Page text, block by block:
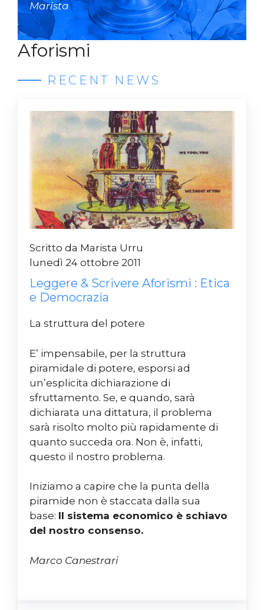
Marista
Aforismi
RECENT NEWS
Scritto da Marista Urru
lunedì 24 ottobre 2011
Leggere & Scrivere Aforismi : Etica
e Democrazia
La struttura del potere
E’ impensabile, per la struttura
piramidale di potere, esporsi ad
un’esplicita dichiarazione di
sfruttamento. Se, e quando, sarà
dichiarata una dittatura, il problema
sarà risolto molto più rapidamente di
quanto succeda ora. Non è, infatti,
questo il nostro problema.
Iniziamo a capire che la punta della
piramide non è staccata dalla sua
base: Il sistema economico è schiavo
del nostro consenso.
Marco Canestrari